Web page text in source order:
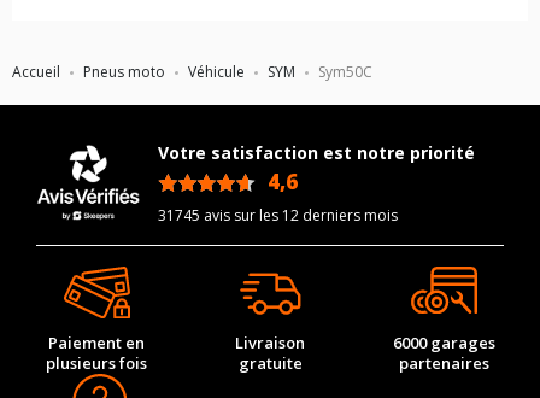
Accueil Pneus moto Véhicule SYM Sym50C
Votre satisfaction est notre priorité
4,6
31745 avis sur les 12 derniers mois
Paiement en
plusieurs fois
Livraison
gratuite
6000 garages
partenaires